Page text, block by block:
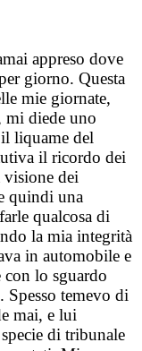
appreso dove
giorno. Questa
mie giornate,
diede uno
liquame del
il ricordo dei
visione dei
quindi una
qualcosa di
la mia integrità
in automobile e
con lo sguardo
Spesso temevo di
mai, e lui
di tribunale